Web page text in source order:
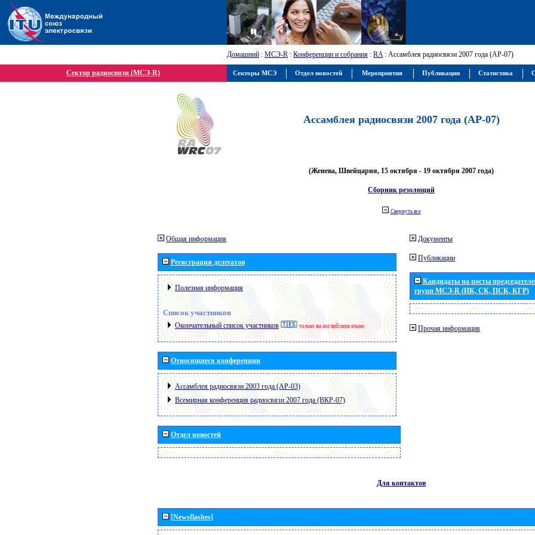
Домашний : МСЭ-R : Конференции и собрания : RA: Ассамблея радиосвязи 2007 года (АР-07)
Сектор радиосвязи (МСЭ-R)
Ассамблея радиосвязи 2007 года (АР-07)
(Женева, Швейцария, 15 октября - 19 октября 2007 года)
Сборник резолюций
Свернуть все
Общая информация
Регистрация делегатов
Полезная информация
Список участников
Окончательный список участников только на английском языке
Относящиеся конференции
Ассамблея радиосвязи 2003 года (АР-03)
Всемирная конференция радиосвязи 2007 года (ВКР-07)
Отдел новостей
Документы
Публикации
Кандидаты на посты
групп МСЭ-R (ИК, СК, ПСК, КГР)
Прочая информация
Для контактов
[Newsflashes]
Секторы МСЭ Отдел новостей Мероприятия Публикации Статистика